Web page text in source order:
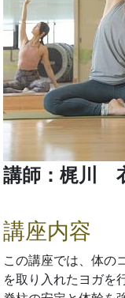
講師：梶川
講座内容
この講座では、体の
を取り入れたヨガを